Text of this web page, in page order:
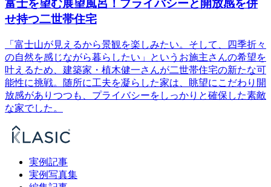
富士を望む展望風呂！プライバシーと開放感を併
せ持つ二世帯住宅
「富士山が見えるから景観を楽しみたい。そして、四季折々
の自然を感じながら暮らしたい」というお施主さんの希望を
叶えるため、建築家・植木健一さんが二世帯住宅の新たな可
能性に挑戦。随所に工夫を凝らした家は、眺望にこだわり開
放感がありつつも、プライバシーをしっかりと確保した素敵
な家でした。
実例記事
実例写真集